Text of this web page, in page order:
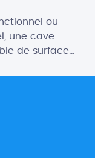
ou
une cave
de surface
bluffant !